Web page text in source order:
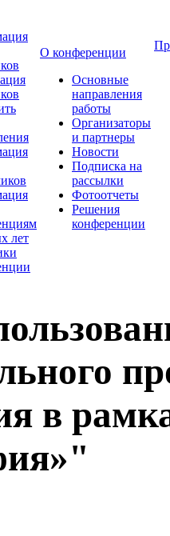
лет
О конференции
Основные
направления
работы
Организаторы
и партнеры
Новости
Подписка на
рассылки
Фотоотчеты
Решения
конференции
в